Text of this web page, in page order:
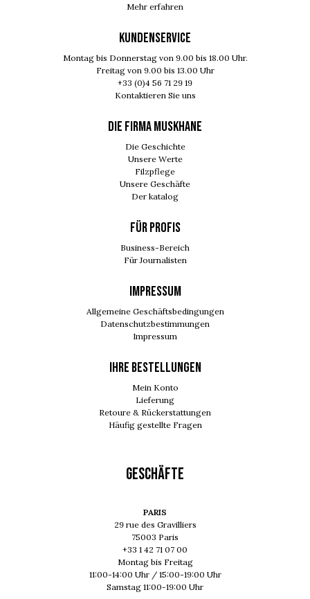
Mehr erfahren
KUNDENSERVICE
Montag bis Donnerstag von 9.00 bis 18.00 Uhr.
Freitag von 9.00 bis 13.00 Uhr
+33 (0)4 56 71 29 19
Kontaktieren Sie uns
DIE FIRMA MUSKHANE
Die Geschichte
Unsere Werte
Filzpflege
Unsere Geschäfte
Der katalog
FÜR PROFIS
Business-Bereich
Für Journalisten
IMPRESSUM
Allgemeine Geschäftsbedingungen
Datenschutzbestimmungen
Impressum
Ihre Bestellungen
Mein Konto
Lieferung
Retoure & Rückerstattungen
Häufig gestellte Fragen
GESCHÄFTE
PARIS
29 rue des Gravilliers
75003 Paris
+33 1 42 71 07 00
Montag bis Freitag
11:00-14:00 Uhr / 15:00-19:00 Uhr
Samstag 11:00-19:00 Uhr